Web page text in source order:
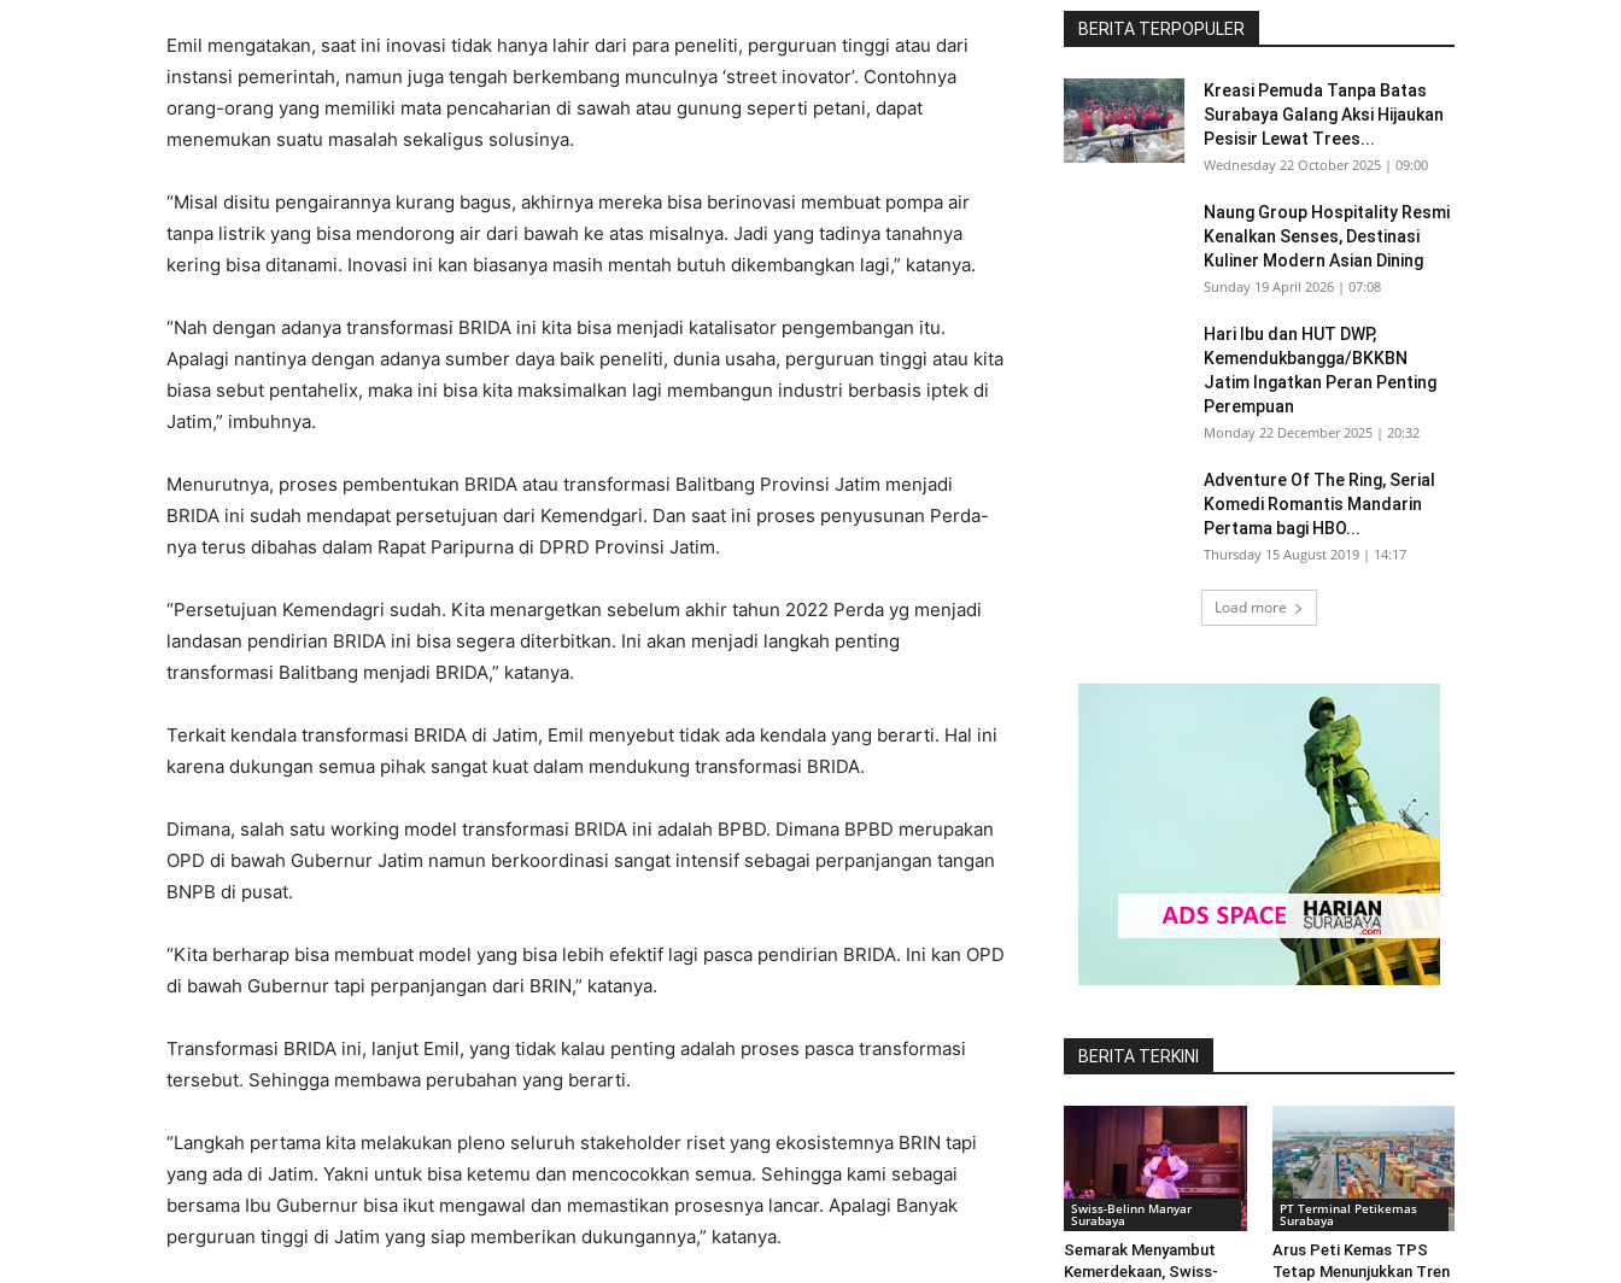
Emil mengatakan, saat ini inovasi tidak hanya lahir dari para peneliti, perguruan tinggi atau dari
instansi pemerintah, namun juga tengah berkembang munculnya ‘street inovator’. Contohnya
orang-orang yang memiliki mata pencaharian di sawah atau gunung seperti petani, dapat
menemukan suatu masalah sekaligus solusinya.
“Misal disitu pengairannya kurang bagus, akhirnya mereka bisa berinovasi membuat pompa air
tanpa listrik yang bisa mendorong air dari bawah ke atas misalnya. Jadi yang tadinya tanahnya
kering bisa ditanami. Inovasi ini kan biasanya masih mentah butuh dikembangkan lagi,” katanya.
“Nah dengan adanya transformasi BRIDA ini kita bisa menjadi katalisator pengembangan itu.
Apalagi nantinya dengan adanya sumber daya baik peneliti, dunia usaha, perguruan tinggi atau kita
biasa sebut pentahelix, maka ini bisa kita maksimalkan lagi membangun industri berbasis iptek di
Jatim,” imbuhnya.
Menurutnya, proses pembentukan BRIDA atau transformasi Balitbang Provinsi Jatim menjadi
BRIDA ini sudah mendapat persetujuan dari Kemendgari. Dan saat ini proses penyusunan Perda-
nya terus dibahas dalam Rapat Paripurna di DPRD Provinsi Jatim.
“Persetujuan Kemendagri sudah. Kita menargetkan sebelum akhir tahun 2022 Perda yg menjadi
landasan pendirian BRIDA ini bisa segera diterbitkan. Ini akan menjadi langkah penting
transformasi Balitbang menjadi BRIDA,” katanya.
Terkait kendala transformasi BRIDA di Jatim, Emil menyebut tidak ada kendala yang berarti. Hal ini
karena dukungan semua pihak sangat kuat dalam mendukung transformasi BRIDA.
Dimana, salah satu working model transformasi BRIDA ini adalah BPBD. Dimana BPBD merupakan
OPD di bawah Gubernur Jatim namun berkoordinasi sangat intensif sebagai perpanjangan tangan
BNPB di pusat.
“Kita berharap bisa membuat model yang bisa lebih efektif lagi pasca pendirian BRIDA. Ini kan OPD
di bawah Gubernur tapi perpanjangan dari BRIN,” katanya.
Transformasi BRIDA ini, lanjut Emil, yang tidak kalau penting adalah proses pasca transformasi
tersebut. Sehingga membawa perubahan yang berarti.
“Langkah pertama kita melakukan pleno seluruh stakeholder riset yang ekosistemnya BRIN tapi
yang ada di Jatim. Yakni untuk bisa ketemu dan mencocokkan semua. Sehingga kami sebagai
bersama Ibu Gubernur bisa ikut mengawal dan memastikan prosesnya lancar. Apalagi Banyak
perguruan tinggi di Jatim yang siap memberikan dukungannya,” katanya.
BERITA TERPOPULER
Kreasi Pemuda Tanpa Batas
Surabaya Galang Aksi Hijaukan
Pesisir Lewat Trees...
Wednesday 22 October 2025 | 09:00
Naung Group Hospitality Resmi
Kenalkan Senses, Destinasi
Kuliner Modern Asian Dining
Sunday 19 April 2026 | 07:08
Hari Ibu dan HUT DWP,
Kemendukbangga/BKKBN
Jatim Ingatkan Peran Penting
Perempuan
Monday 22 December 2025 | 20:32
Adventure Of The Ring, Serial
Komedi Romantis Mandarin
Pertama bagi HBO...
Thursday 15 August 2019 | 14:17
Load more
BERITA TERKINI
Swiss-Belinn Manyar
Surabaya
Semarak Menyambut
Kemerdekaan, Swiss-
PT Terminal Petikemas
Surabaya
Arus Peti Kemas TPS
Tetap Menunjukkan Tren